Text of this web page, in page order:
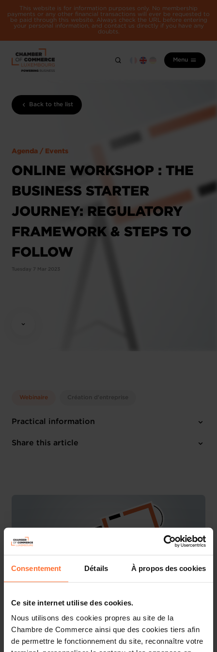
Consentement Détails À propos des cookies
Ce site internet utilise des cookies.
Nous utilisons des cookies propres au site de la
Chambre de Commerce ainsi que des cookies tiers afin
de permettre le fonctionnement du site, reconnaître votre
This website is for information purposes only. No membership
payments or any other financial transactions will ever be requested to
be paid through this website. Always check the URL before entering
your personal information, and contact us directly if you have any
doubts.
Menu
Back to the list
Agenda / Events
ONLINE WORKSHOP : THE
BUSINESS STARTER
JOURNEY: REGULATORY
FRAMEWORK & STEPS TO
FOLLOW
Tuesday 7 Mar 2023
Webinaire Création d'entreprise
Practical information
Tuesday 7 Mar 2023
Share this article
You are starting a business from scratch or buying an
existing one in Luxembourg? Let’s get guided by the
advisors of the House of Entrepreneurship, the single